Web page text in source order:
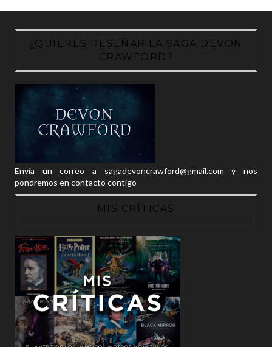
¿QUIERES RESEÑAR LA SAGA DEVON
CRAWFORD?
Envía un correo a sagadevoncrawford@gmail.com y nos
pondremos en contacto contigo
MIS CRÍTICAS